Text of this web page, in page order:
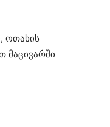
ოთახის
მაცივარში